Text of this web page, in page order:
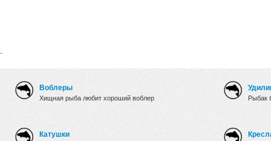
.
Воблеры
Хищная рыба любит хороший воблер
Катушки
Рыбак